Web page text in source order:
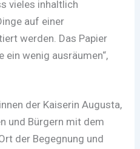
vieles inhaltlich
auf einer
werden. Das Papier
ein wenig ausräumen“,
der Kaiserin Augusta,
und Bür­gern mit dem
der Begegnung und